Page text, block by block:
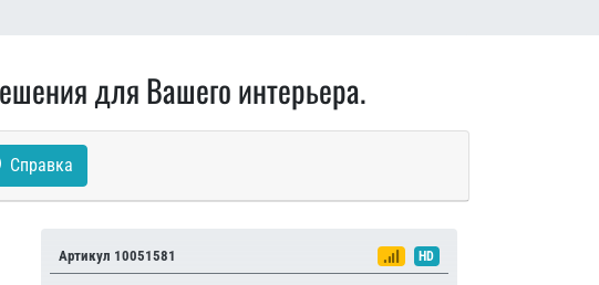
для Вашего интерьера.
Справка
Артикул 10051581 HD